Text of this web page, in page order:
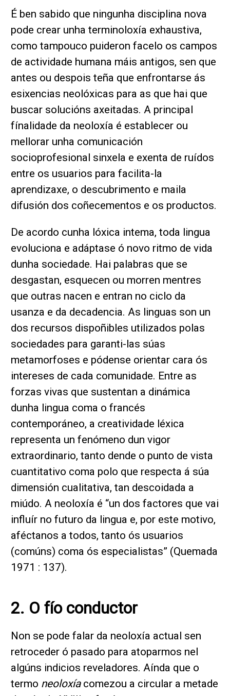
É ben sabido que ningunha disciplina nova
pode crear unha terminoloxía exhaustiva,
como tampouco puideron facelo os campos
de actividade humana máis antigos, sen que
antes ou despois teña que enfrontarse ás
esixencias neolóxicas para as que hai que
buscar solucións axeitadas. A principal
fínalidade da neoloxía é establecer ou
mellorar unha comunicación
socioprofesional sinxela e exenta de ruídos
entre os usuarios para facilita-la
aprendizaxe, o descubrimento e maila
difusión dos coñecementos e os productos.
De acordo cunha lóxica intema, toda lingua
evoluciona e adáptase ó novo ritmo de vida
dunha sociedade. Hai palabras que se
desgastan, esquecen ou morren mentres
que outras nacen e entran no ciclo da
usanza e da decadencia. As linguas son un
dos recursos dispoñibles utilizados polas
sociedades para garanti-las súas
metamorfoses e pódense orientar cara ós
intereses de cada comunidade. Entre as
forzas vivas que sustentan a dinámica
dunha lingua coma o francés
contemporáneo, a creatividade léxica
representa un fenómeno dun vigor
extraordinario, tanto dende o punto de vista
cuantitativo coma polo que respecta á súa
dimensión cualitativa, tan descoidada a
miúdo. A neoloxía é “un dos factores que vai
influír no futuro da lingua e, por este motivo,
aféctanos a todos, tanto ós usuarios
(comúns) coma ós especialistas” (Quemada
1971 : 137).
2. O fío conductor
Non se pode falar da neoloxía actual sen
retroceder ó pasado para atoparmos nel
algúns indicios reveladores. Aínda que o
termo neoloxíacomezou a circular a metade